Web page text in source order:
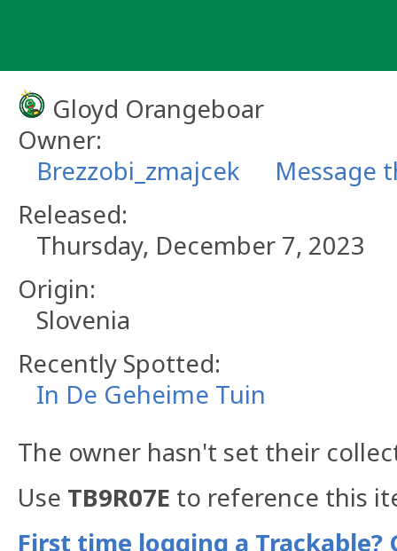
Gloyd Orangeboar
Owner:
Brezzobi_zmajcek
Message
Released:
Thursday, December 7, 2023
Origin:
Slovenia
Recently Spotted:
In De Geheime Tuin
The owner hasn't set their
Use TB9R07E to reference this
First time logging a Trackable?